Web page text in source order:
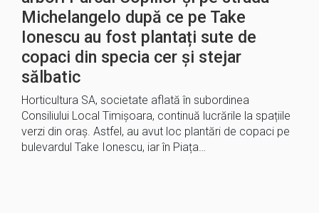
Michelangelo după ce pe Take
Ionescu au fost plantați sute de
copaci din specia cer și stejar
sălbatic
Horticultura SA, societate aflată în subordinea
Consiliului Local Timișoara, continuă lucrările la spațiile
verzi din oraș. Astfel, au avut loc plantări de copaci pe
bulevardul Take Ionescu, iar în Piața…